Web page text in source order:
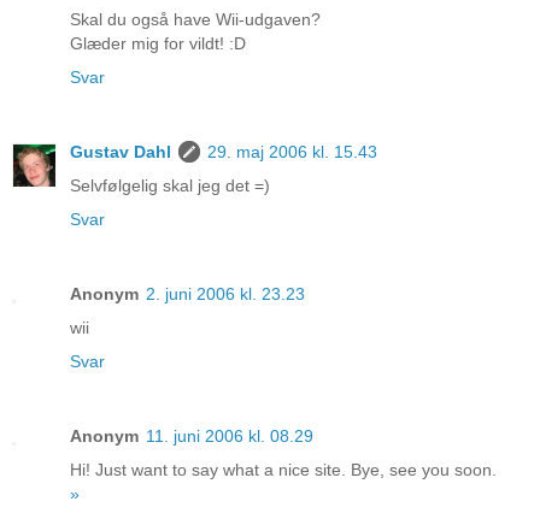
Skal du også have Wii-udgaven?
Glæder mig for vildt! :D
Svar
Gustav Dahl
29. maj 2006 kl. 15.43
Selvfølgelig skal jeg det =)
Svar
Anonym 2. juni 2006 kl. 23.23
wii
Svar
Anonym 11. juni 2006 kl. 08.29
Hi! Just want to say what a nice site. Bye, see you soon.
»